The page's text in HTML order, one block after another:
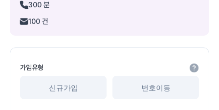
300 분
100 건
가입유형
신규가입 번호이동